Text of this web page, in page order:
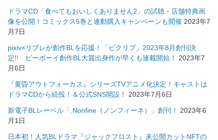
ドラマCD「食べてもおいしくありません2」の試聴・店舗特典画
像を公開！コミックス5巻と連動購入キャンペーンも開催 2023年7
月7日
pixiv×リブレが創作BLを応援！「ピクリブ」2023年8月創刊決
定!! ビーボーイ創作BL大賞出身作が早くも連載開始！
2023年7
月6日
『黄昏アウトフォーカス』シリーズTVアニメ化決定！キャストは
ドラマCDから続投！＆公式SNS開設！
2023年7月6日
新電子BLレーベル「.Nonfine（ノンフィーネ）」創刊！
2023年6
月1日
日本初！人気BLドラマ『ジャックフロスト』未公開カットNFTの